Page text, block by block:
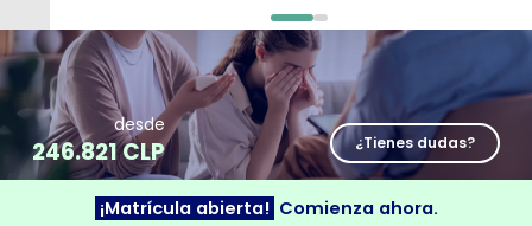
0 1
desde
246.821 CLP ¿Tienes dudas?
¡Matrícula abierta! Comienza ahora.